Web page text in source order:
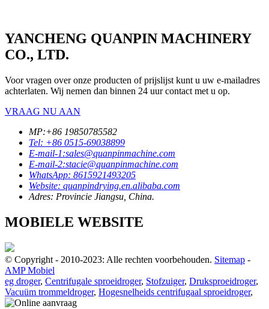
YANCHENG QUANPIN MACHINERY
CO., LTD.
Voor vragen over onze producten of prijslijst kunt u uw e-mailadres
achterlaten. Wij nemen dan binnen 24 uur contact met u op.
VRAAG NU AAN
MP:+86 19850785582
Tel: +86 0515-69038899
E-mail-1:sales@quanpinmachine.com
E-mail-2:stacie@quanpinmachine.com
WhatsApp: 8615921493205
Website: quanpindrying.en.alibaba.com
Adres: Provincie Jiangsu, China.
MOBIELE WEBSITE
© Copyright - 2010-2023: Alle rechten voorbehouden. Sitemap -
AMP Mobiel
eg droger, Centrifugale sproeidroger, Stofzuiger, Druksproeidroger,
Vacuüm trommeldroger, Hogesnelheids centrifugaal sproeidroger,